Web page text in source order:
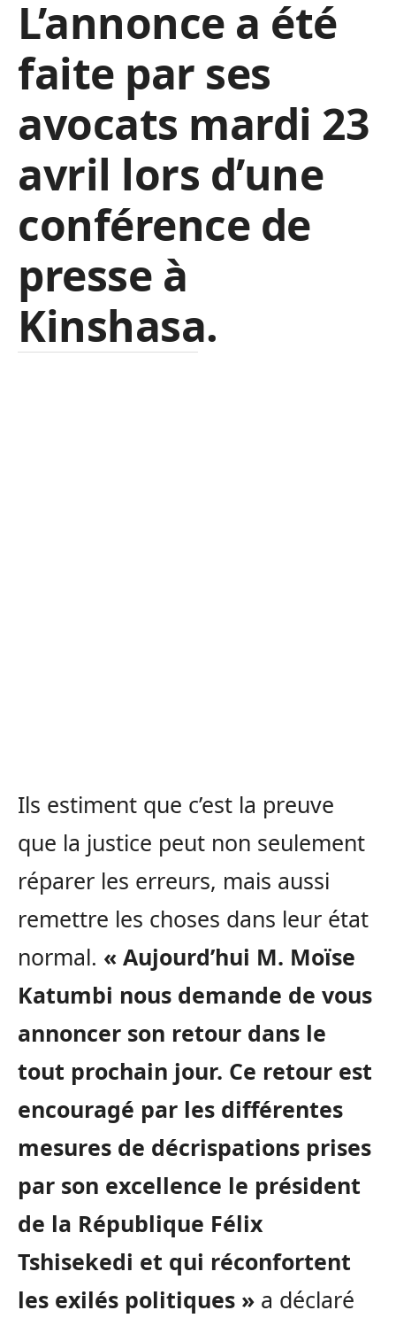
L’annonce a été
faite par ses
avocats mardi 23
avril lors d’une
conférence de
presse à
Kinshasa.
Ils estiment que c’est la preuve
que la justice peut non seulement
réparer les erreurs, mais aussi
remettre les choses dans leur état
normal. « Aujourd’hui M. Moïse
Katumbi nous demande de vous
annoncer son retour dans le
tout prochain jour. Ce retour est
encouragé par les différentes
mesures de décrispations prises
par son excellence le président
de la République Félix
Tshisekedi et qui réconfortent
les exilés politiques » a déclaré